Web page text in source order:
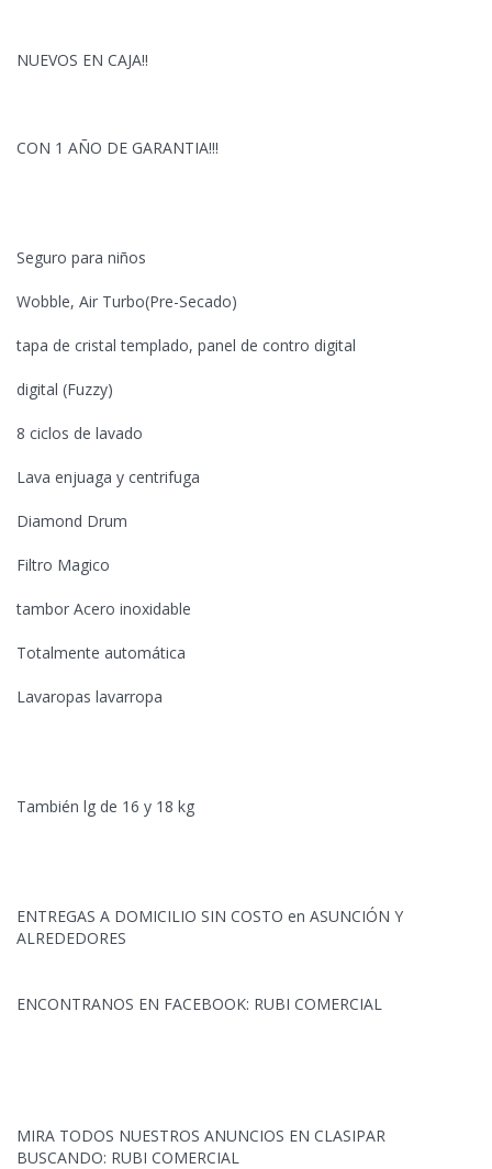
NUEVOS EN CAJA!!
CON 1 AÑO DE GARANTIA!!!
Seguro para niños
Wobble, Air Turbo(Pre-Secado)
tapa de cristal templado, panel de contro digital
digital (Fuzzy)
8 ciclos de lavado
Lava enjuaga y centrifuga
Diamond Drum
Filtro Magico
tambor Acero inoxidable
Totalmente automática
Lavaropas lavarropa
También lg de 16 y 18 kg
ENTREGAS A DOMICILIO SIN COSTO en ASUNCIÓN Y
ALREDEDORES
ENCONTRANOS EN FACEBOOK: RUBI COMERCIAL
MIRA TODOS NUESTROS ANUNCIOS EN CLASIPAR
BUSCANDO: RUBI COMERCIAL